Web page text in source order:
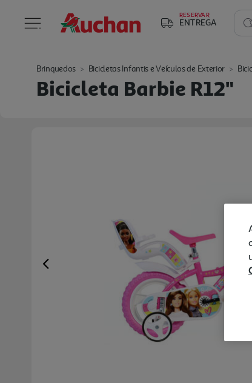
RESERVAR
ENTREGA
Brinquedos Bicicletas Infantis e Veículos de Exterior
Bicicleta Barbie R12"
Previous